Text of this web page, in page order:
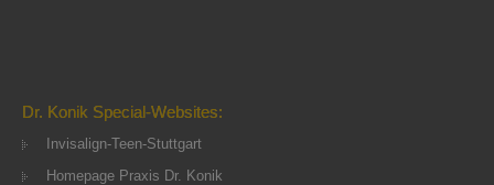
Dr. Konik Special-Websites:
Invisalign-Teen-Stuttgart
Homepage Praxis Dr. Konik